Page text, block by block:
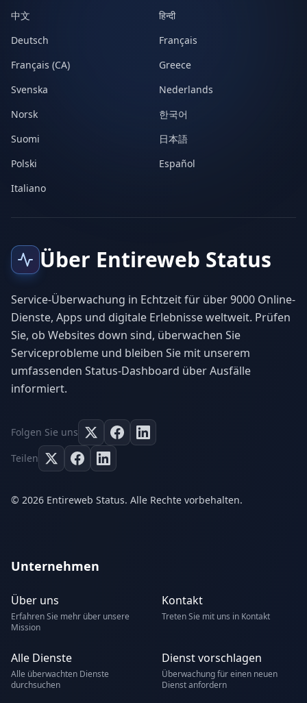
中文
हिन्दी
Deutsch
Français
Français (CA)
Greece
Svenska
Nederlands
Norsk
한국어
Suomi
日本語
Polski
Español
Italiano
Über Entireweb Status
Service-Überwachung in Echtzeit für über 9000 Online-
Dienste, Apps und digitale Erlebnisse weltweit. Prüfen
Sie, ob Websites down sind, überwachen Sie
Serviceprobleme und bleiben Sie mit unserem
umfassenden Status-Dashboard über Ausfälle
informiert.
Folgen Sie uns
Teilen
© 2026 Entireweb Status. Alle Rechte vorbehalten.
Unternehmen
Über uns
Erfahren Sie mehr über unsere
Mission
Kontakt
Treten Sie mit uns in Kontakt
Alle Dienste
Alle überwachten Dienste
durchsuchen
Dienst vorschlagen
Überwachung für einen neuen
Dienst anfordern